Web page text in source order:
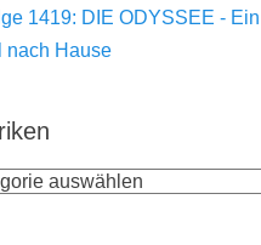
1419: DIE ODYSSEE -
nach Hause